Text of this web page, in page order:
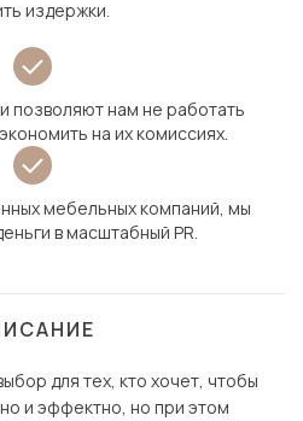
издержки.
позволяют нам не работать
на их комиссиях.
мебельных компаний, мы
в масштабный PR.
для тех, кто хочет, чтобы
и эффектно, но при этом